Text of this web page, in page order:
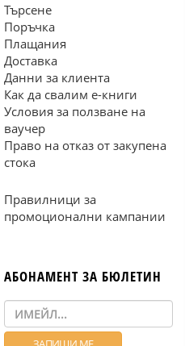
Търсене
Поръчка
Плащания
Доставка
Данни за клиента
Как да свалим е-книги
Условия за ползване на
ваучер
Право на отказ от закупена
стока
Правилници за
промоционални кампании
АБОНАМЕНТ ЗА БЮЛЕТИН